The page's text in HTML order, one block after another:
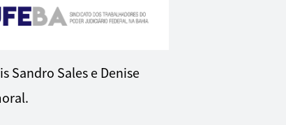
Sandro Sales e Denise